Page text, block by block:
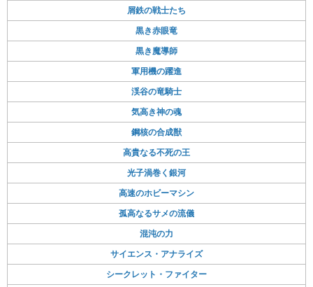
屑鉄の戦士たち
黒き赤眼竜
黒き魔導師
軍用機の躍進
渓谷の竜騎士
気高き神の魂
鋼核の合成獣
高貴なる不死の王
光子渦巻く銀河
高速のホビーマシン
孤高なるサメの流儀
混沌の力
サイエンス・アナライズ
シークレット・ファイター